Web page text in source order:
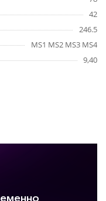
42
246.5
MS1 MS2 MS3 MS4
9,40